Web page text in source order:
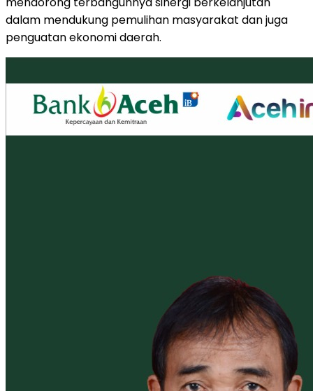
dalam mendukung pemulihan masyarakat dan juga
penguatan ekonomi daerah.